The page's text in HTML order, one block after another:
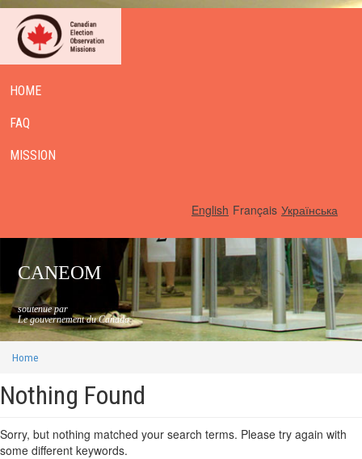
HOME
FAQ
MISSION
Українська
Français
English
CANEOM
soutenue par
Le gouvernement du Canada
Home
Nothing Found
Sorry, but nothing matched your search terms. Please try again with
some different keywords.